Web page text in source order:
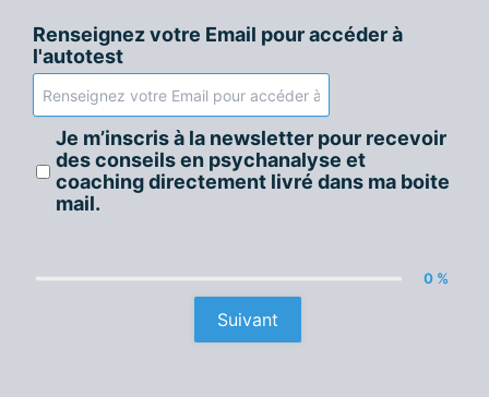
Renseignez votre Email pour accéder à
l'autotest
Je m’inscris à la newsletter pour recevoir
des conseils en psychanalyse et
coaching directement livré dans ma boite
mail.
0 %
Suivant